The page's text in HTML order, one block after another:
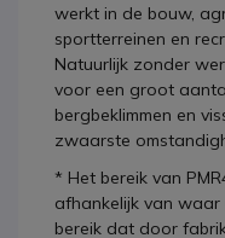
werkt in de bouw,
sportterreinen en
Natuurlijk zonder
voor een groot
bergbeklimmen en
zwaarste
* Het bereik van
afhankelijk van waar
bereik dat door